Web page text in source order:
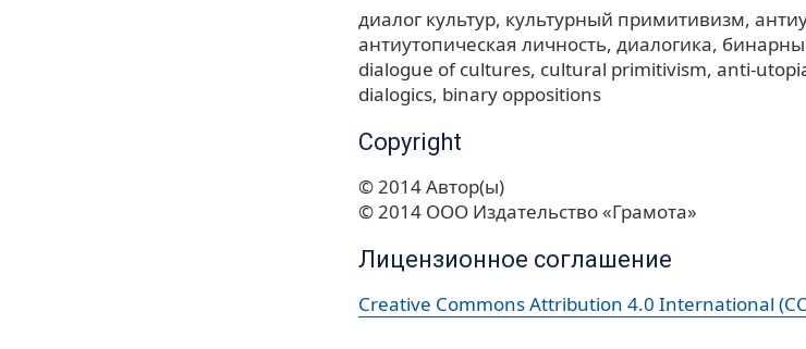
диалог культур культурный примитивизм
антиутопическая личность диалогика
dialogue of cultures cultural primitivism anti-
dialogics binary oppositions
Copyright
© 2014 Автор(ы)
© 2014 ООО Издательство «Грамота»
Лицензионное соглашение
Creative Commons Attribution 4.0 International